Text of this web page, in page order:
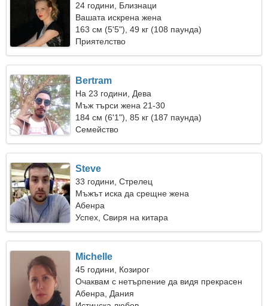
24 години, Близнаци
Вашата искрена жена
163 см (5'5"), 49 кг (108 паунда)
Приятелство
Bertram
На 23 години, Дева
Мъж търси жена 21-30
184 см (6'1"), 85 кг (187 паунда)
Семейство
Steve
33 години, Стрелец
Мъжът иска да срещне жена
Абенра
Успех, Свиря на китара
Michelle
45 години, Козирог
Очаквам с нетърпение да видя прекрасен
приятел
Абенра, Дания